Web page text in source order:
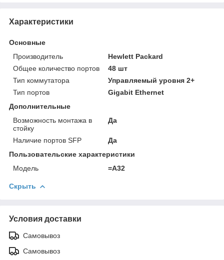
Характеристики
Основные
Производитель
Hewlett Packard
Общее количество портов
48 шт
Тип коммутатора
Управляемый уровня 2+
Тип портов
Gigabit Ethernet
Дополнительные
Возможность монтажа в
стойку
Да
Наличие портов SFP
Да
Пользовательские характеристики
Модель
=A32
Скрыть
Условия доставки
Самовывоз
Самовывоз